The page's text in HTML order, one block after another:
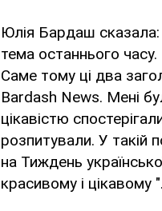
Юлія Бардаш сказала:
тема останнього
Саме тому ці два
Bardash News. Мені
цікавістю
розпитували. У такій
на Тиждень
красивому і цікавому ".